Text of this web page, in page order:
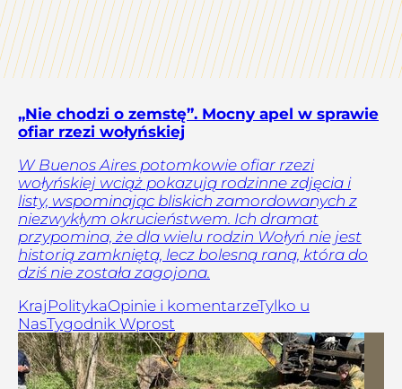
„Nie chodzi o zemstę”. Mocny apel w sprawie
ofiar rzezi wołyńskiej
W Buenos Aires potomkowie ofiar rzezi
wołyńskiej wciąż pokazują rodzinne zdjęcia i
listy, wspominając bliskich zamordowanych z
niezwykłym okrucieństwem. Ich dramat
przypomina, że dla wielu rodzin Wołyń nie jest
historią zamkniętą, lecz bolesną raną, która do
dziś nie została zagojona.
Kraj PolitykaOpinie i komentarzeTylko u
NasTygodnik Wprost